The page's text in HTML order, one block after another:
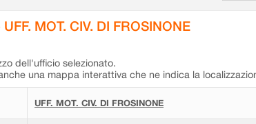
MOT. CIV. DI FROSINONE
dell'ufficio selezionato.
una mappa interattiva che ne indica la
UFF. MOT. CIV. DI FROSINONE